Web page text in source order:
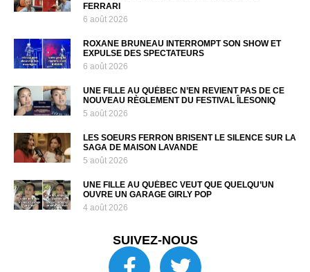
FERRARI
6 août 2026
ROXANE BRUNEAU INTERROMPT SON SHOW ET
EXPULSE DES SPECTATEURS
6 août 2026
UNE FILLE AU QUÉBEC N’EN REVIENT PAS DE CE
NOUVEAU RÈGLEMENT DU FESTIVAL ÎLESONIQ
5 août 2026
LES SOEURS FERRON BRISENT LE SILENCE SUR LA
SAGA DE MAISON LAVANDE
5 août 2026
UNE FILLE AU QUÉBEC VEUT QUE QUELQU’UN
OUVRE UN GARAGE GIRLY POP
4 août 2026
SUIVEZ-NOUS